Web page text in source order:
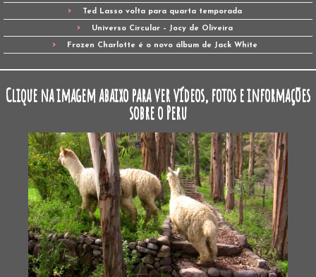
Ted Lasso volta para quarta temporada
Universo Circular – Jocy de Oliveira
Frozen Charlotte é o novo álbum de Jack White
Clique na imagem abaixo para ver vídeos, fotos e informações
sobre o Peru